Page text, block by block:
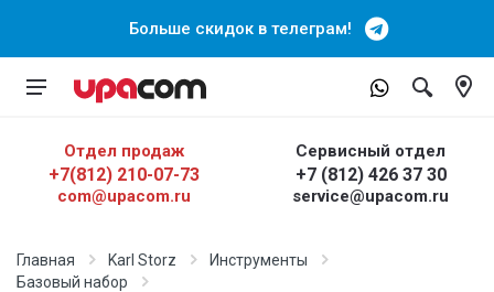
Больше скидок в телеграм!
Отдел продаж
+7(812) 210-07-73
com@upacom.ru
Сервисный отдел
+7 (812) 426 37 30
service@upacom.ru
Главная Karl Storz
Инструменты
Базовый набор